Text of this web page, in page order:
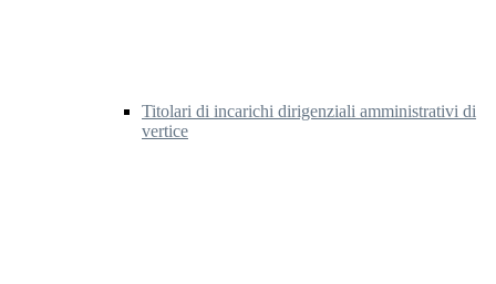
Titolari di incarichi dirigenziali amministrativi di
vertice